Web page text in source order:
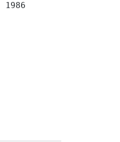
1986